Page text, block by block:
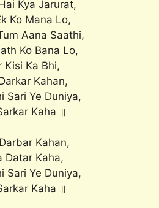
Kya Jarurat,
Ko Mana Lo,
Aana Saathi,
Ko Bana Lo,
Kisi Ka Bhi,
Kahan,
Sari Ye Duniya,
Kaha ॥
Kahan,
Datar Kaha,
Sari Ye Duniya,
Kaha ॥